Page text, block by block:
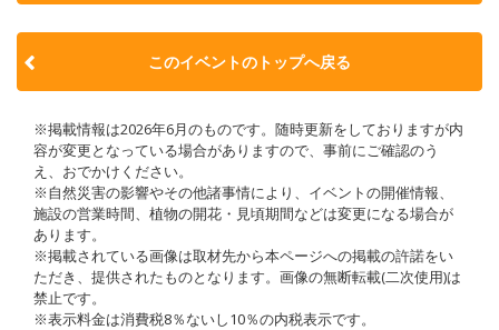
このイベントのトップへ戻る
※掲載情報は2026年6月のものです。随時更新をしておりますが内
容が変更となっている場合がありますので、事前にご確認のう
え、おでかけください。
※自然災害の影響やその他諸事情により、イベントの開催情報、
施設の営業時間、植物の開花・見頃期間などは変更になる場合が
あります。
※掲載されている画像は取材先から本ページへの掲載の許諾をい
ただき、提供されたものとなります。画像の無断転載(二次使用)は
禁止です。
※表示料金は消費税8％ないし10％の内税表示です。